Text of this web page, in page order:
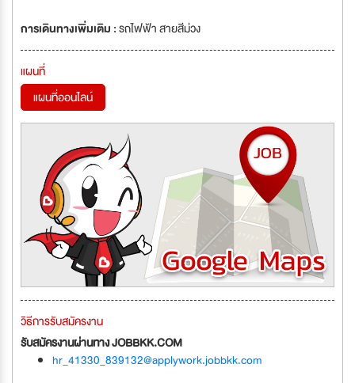
การเดินทางเพิ่มเติม :รถไฟฟ้า สายสีม่วง
แผนที่
แผนที่ออนไลน์
วิธีการรับสมัครงาน
รับสมัครงานผ่านทาง JOBBKK.COM
hr_41330_839132@applywork.jobbkk.com